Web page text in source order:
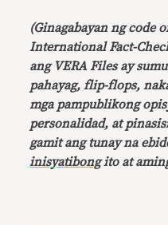
(Ginagabayan ng code
International Fact-
ang VERA Files ay
pahayag, flip-flops,
mga pampublikong
personalidad, at
gamit ang tunay na
inisyatibongito at